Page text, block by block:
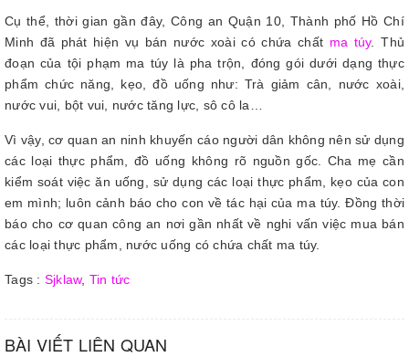
Cụ thể, thời gian gần đây, Công an Quận 10, Thành phố Hồ Chí
Minh đã phát hiện vụ bán nước xoài có chứa chất ma túy. Thủ
đoạn của tội phạm ma túy là pha trộn, đóng gói dưới dạng thực
phẩm chức năng, kẹo, đồ uống như: Trà giảm cân, nước xoài,
nước vui, bột vui, nước tăng lực, sô cô la…
Vì vậy, cơ quan an ninh khuyến cáo người dân không nên sử dụng
các loại thực phẩm, đồ uống không rõ nguồn gốc. Cha mẹ cần
kiểm soát việc ăn uống, sử dụng các loại thực phẩm, kẹo của con
em mình; luôn cảnh báo cho con về tác hại của ma túy. Đồng thời
báo cho cơ quan công an nơi gần nhất về nghi vấn việc mua bán
các loại thực phẩm, nước uống có chứa chất ma túy.
Tags : Sjklaw, Tin tức
BÀI VIẾT LIÊN QUAN